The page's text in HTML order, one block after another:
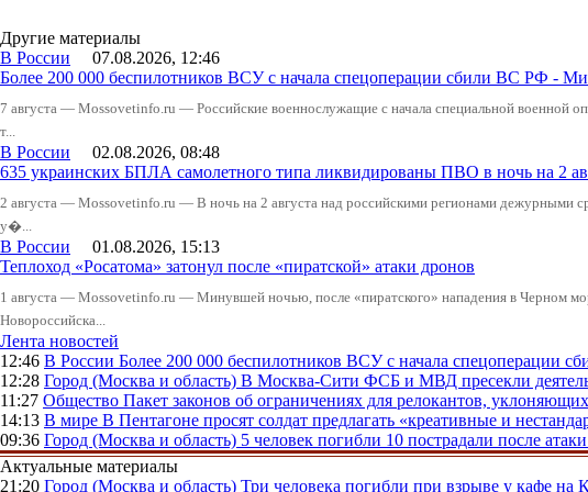
Другие материалы
В России 07.08.2026, 12:46
Более 200 000 беспилотников ВСУ с начала спецоперации сбили ВС РФ -
7 августа — Mossovetinfo.ru — Российские военнослужащие с начала специальной военной
т...
В России 02.08.2026, 08:48
635 украинских БПЛА самолетного типа ликвидированы ПВО в ночь на 2
2 августа — Mossovetinfo.ru — В ночь на 2 августа над российскими регионами дежурными
у�...
В России 01.08.2026, 15:13
Теплоход «Росатома» затонул после «пиратской» атаки дронов
1 августа — Mossovetinfo.ru — Минувшей ночью, после «пиратского» нападения в Черном
Новороссийска...
Лента новостей
12:46 В России Более 200 000 беспилотников ВСУ с начала спецоперации
12:28 Город (Москва и область) В Москва-Сити ФСБ и МВД пресекли
11:27 Общество Пакет законов об ограничениях для релокантов,
14:13 В мире В Пентагоне просят солдат предлагать «креативные и
09:36 Город (Москва и область) 5 человек погибли 10 пострадали после
Актуальные материалы
21:20 Город (Москва и область) Три человека погибли при взрыве у кафе